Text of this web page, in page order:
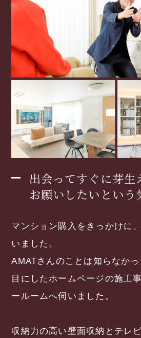
出会ってすぐに芽生
お願いしたいという
マンション購入をきっかけに
いました。
AMATさんのことは知らなか
目にしたホームページの施工
ールームへ伺いました。
収納力の高い壁面収納とテレ